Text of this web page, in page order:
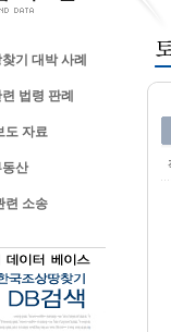
기 대박 사례
법령 판례
도 자료
동산
련 소송